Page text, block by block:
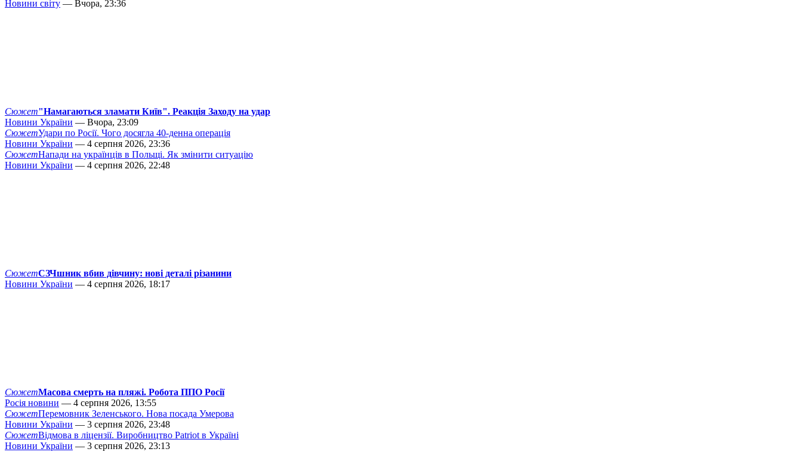
Новини світу — Вчора, 23:36
Сюжет"Намагаються зламати Київ". Реакція Заходу на удар
Новини України — Вчора, 23:09
СюжетУдари по Росії. Чого досягла 40-денна операція
Новини України — 4 серпня 2026, 23:36
СюжетНапади на українців в Польщі. Як змінити ситуацію
Новини України — 4 серпня 2026, 22:48
СюжетСЗЧшник вбив дівчину: нові деталі різанини
Новини України — 4 серпня 2026, 18:17
СюжетМасова смерть на пляжі. Робота ППО Росії
Росія новини — 4 серпня 2026, 13:55
СюжетПеремовник Зеленського. Нова посада Умерова
Новини України — 3 серпня 2026, 23:48
СюжетВідмова в ліцензії. Виробництво Patriot в Україні
Новини України — 3 серпня 2026, 23:13